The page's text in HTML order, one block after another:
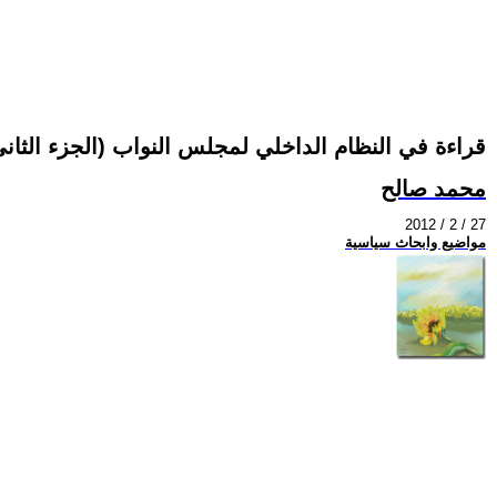
قراءة في النظام الداخلي لمجلس النواب (الجزء
محمد صالح
2012 / 2 / 27
مواضيع وابحاث سياسية